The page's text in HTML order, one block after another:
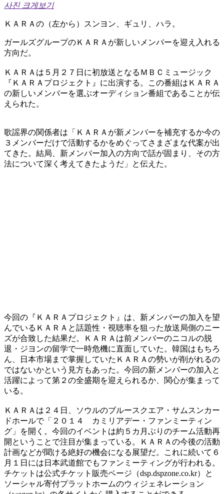
사진 크게보기
ＫＡＲＡの（左から）スンヨン、ギュリ、ハラ。
ガールズグループのＫＡＲＡが新しいメンバーを迎え入れる
方向だ。
ＫＡＲＡは５月２７日に初放送となるＭＢＣミュージック
『ＫＡＲＡプロジェクト』に出演する。この番組はＫＡＲＡ
の新しいメンバーを選ぶオーディション番組であることが伝
えられた。
歌謡界の関係者は「ＫＡＲＡが新メンバーを補充するか今の
３メンバーだけで活動するかをめぐってさまざまな代案が出
てきた。結局、新メンバー加入の方向で話が固まり、その方
法について深く考えてきたようだ」と伝えた。
今回の『ＫＡＲＡプロジェクト』は、新メンバーの加入を望
んでいるＫＡＲＡと話題性・視聴率を狙った放送局側のニー
ズが合致した結果だ。ＫＡＲＡは前メンバーのニコルの脱
退・ジヨンの留学で一時危機に直面していた。韓国はもちろ
ん、日本市場まで掌握していたＫＡＲＡの勢いが削がれるの
ではないかという見方もあった。今回の新メンバーの加入と
活躍によって第２の全盛期を迎えられるか、関心が集まって
いる。
ＫＡＲＡは２４日、ソウルのブルースクエア・サムスンカー
ドホールで「２０１４ カミリアデー・ファンミーティン
グ」を開く。今回のイベントは約５カ月ぶりのチーム活動再
開ということで注目が集まっている。ＫＡＲＡの今後の活動
計画などが聞ける絶好の機会になる展望だ。これに続いて６
月１日には日本武道館でもファンミーティングが行われる。
チケットは公式チケット販売ページ（dsp.dspzone.co.kr）と
ソーシャル寄付プラットホームのウィジェネレーション